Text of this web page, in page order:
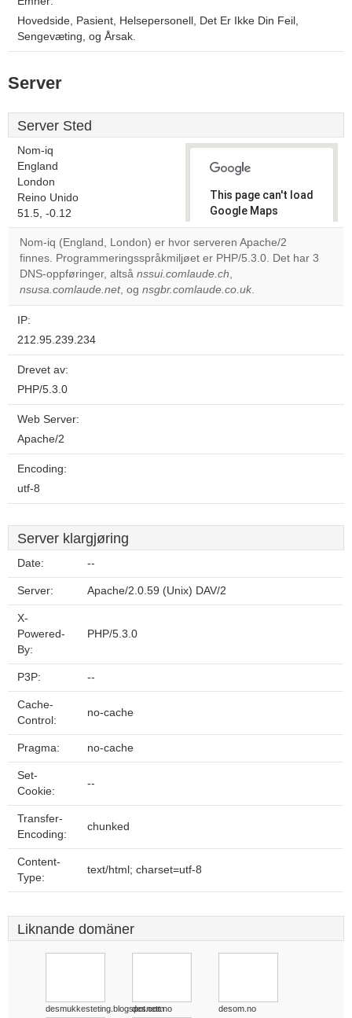
Hovedside, Pasient, Helsepersonell, Det Er Ikke Din Feil,
Sengevæting, og Årsak.
Server
Server Sted
Nom-iq
England
London
Reino Unido
51.5, -0.12
This page can't load
Google Maps
correctly.
Do you
own this
website?
Nom-iq (England, London) er hvor serveren Apache/2
finnes. Programmeringsspråkmiljøet er PHP/5.3.0. Det har 3
DNS-oppføringer, altså nssui.comlaude.ch,
nsusa.comlaude.net, og nsgbr.comlaude.co.uk.
IP:
212.95.239.234
Drevet av:
PHP/5.3.0
Web Server:
Apache/2
Encoding:
utf-8
Server klargjøring
Date: --
Server: Apache/2.0.59 (Unix) DAV/2
X-
Powered-
By:
PHP/5.3.0
P3P: --
Cache-
Control:
no-cache
Pragma: no-cache
Set-
Cookie:
--
Transfer-
Encoding:
chunked
Content-
Type:
text/html; charset=utf-8
Liknande domäner
desmukkesteting.blogspot.com
desnett.no desom.no